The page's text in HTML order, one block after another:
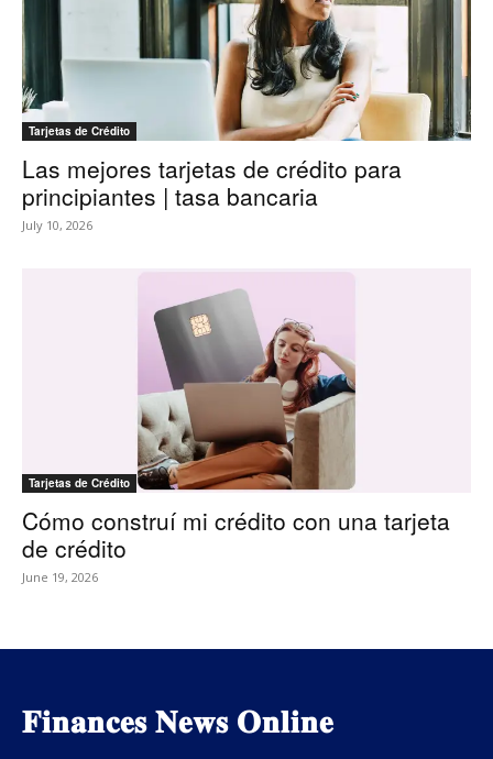
Tarjetas de Crédito
Las mejores tarjetas de crédito para
principiantes | tasa bancaria
July 10, 2026
Tarjetas de Crédito
Cómo construí mi crédito con una tarjeta
de crédito
June 19, 2026
𝐅𝐢𝐧𝐚𝐧𝐜𝐞𝐬 𝐍𝐞𝐰𝐬 𝐎𝐧𝐥𝐢𝐧𝐞